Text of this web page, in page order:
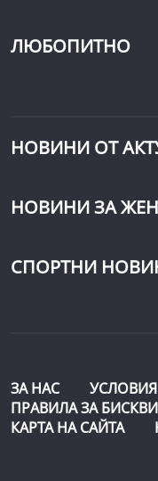
ЛЮБОПИТНО
НОВИНИ ОТ
НОВИНИ ЗА
СПОРТНИ
ЗА НАС
ПРАВИЛА ЗА
КАРТА НА САЙТА